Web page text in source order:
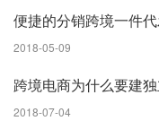
便捷的分销跨境一件
2018-05-09
跨境电商为什么要建独
2018-07-04